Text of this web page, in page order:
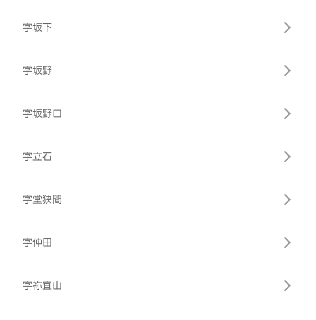
字坂下
字坂野
字坂野口
字立石
字堂狭間
字仲田
字祢宜山